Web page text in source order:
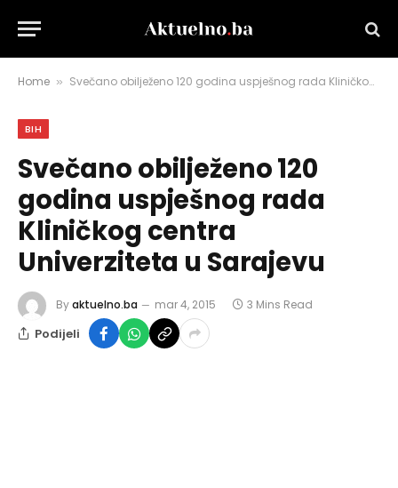
Home » Svečano obilježeno 120 godina uspješnog rada Kliničkog centra Univerziteta u Sarajevu
BIH
Svečano obilježeno 120
godina uspješnog rada
Kliničkog centra
Univerziteta u Sarajevu
Byaktuelno.ba mar 4, 2015 3 Mins Read
Podijeli